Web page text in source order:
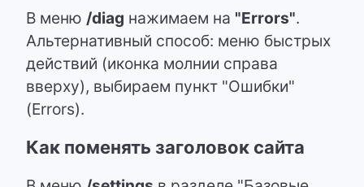
В меню /diag нажимаем на "Errors".
Альтернативный способ: меню быстрых
действий (иконка молнии справа
вверху), выбираем пункт "Ошибки"
(Errors).
Как поменять заголовок сайта